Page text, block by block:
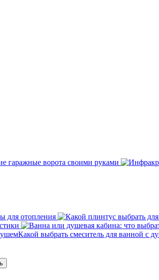
гаражные ворота своими руками
для отопления
Какой выбрать смеситель для ванной с